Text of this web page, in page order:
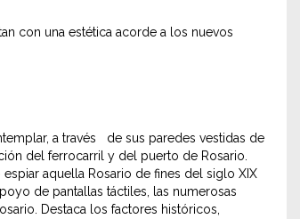
con una estética acorde a los nuevos
a través de sus paredes vestidas de
del ferrocarril y del puerto de Rosario.
aquella Rosario de fines del siglo XIX
de pantallas táctiles, las numerosas
Destaca los factores históricos,